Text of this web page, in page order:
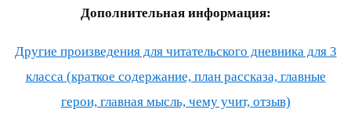
Дополнительная информация:
Другие произведения для читательского дневника для 3
класса (краткое содержание, план рассказа, главные
герои, главная мысль, чему учит, отзыв)